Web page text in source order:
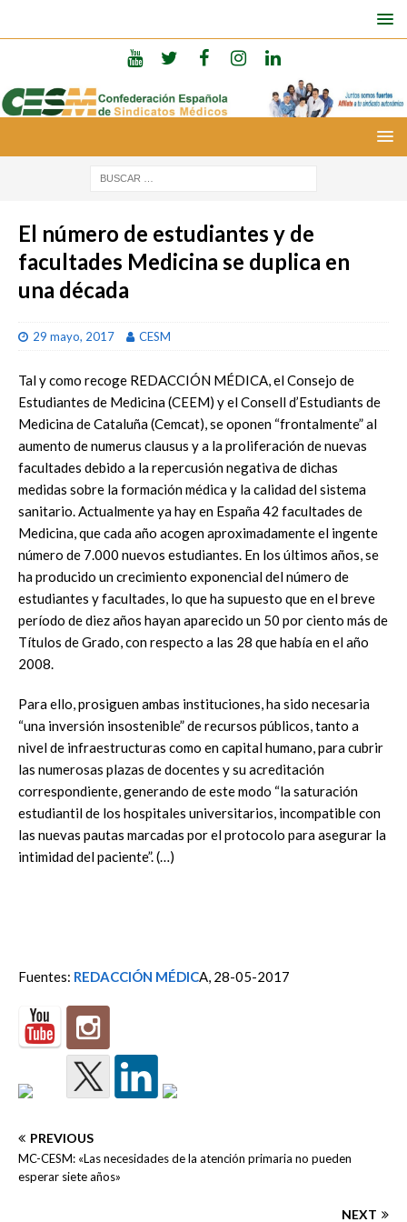
El número de estudiantes y de
facultades Medicina se duplica en
una década
29 mayo, 2017 CESM
Tal y como recoge REDACCIÓN MÉDICA, el Consejo de
Estudiantes de Medicina (CEEM) y el Consell d’Estudiants de
Medicina de Cataluña (Cemcat), se oponen “frontalmente” al
aumento de numerus clausus y a la proliferación de nuevas
facultades debido a la repercusión negativa de dichas
medidas sobre la formación médica y la calidad del sistema
sanitario. Actualmente ya hay en España 42 facultades de
Medicina, que cada año acogen aproximadamente el ingente
número de 7.000 nuevos estudiantes. En los últimos años, se
ha producido un crecimiento exponencial del número de
estudiantes y facultades, lo que ha supuesto que en el breve
período de diez años hayan aparecido un 50 por ciento más de
Títulos de Grado, con respecto a las 28 que había en el año
2008.
Para ello, prosiguen ambas instituciones, ha sido necesaria
“una inversión insostenible” de recursos públicos, tanto a
nivel de infraestructuras como en capital humano, para cubrir
las numerosas plazas de docentes y su acreditación
correspondiente, generando de este modo “la saturación
estudiantil de los hospitales universitarios, incompatible con
las nuevas pautas marcadas por el protocolo para asegurar la
intimidad del paciente”. (…)
Fuentes: REDACCIÓN MÉDICA, 28-05-2017
PREVIOUS
MC-CESM: «Las necesidades de la atención primaria no pueden
esperar siete años»
NEXT